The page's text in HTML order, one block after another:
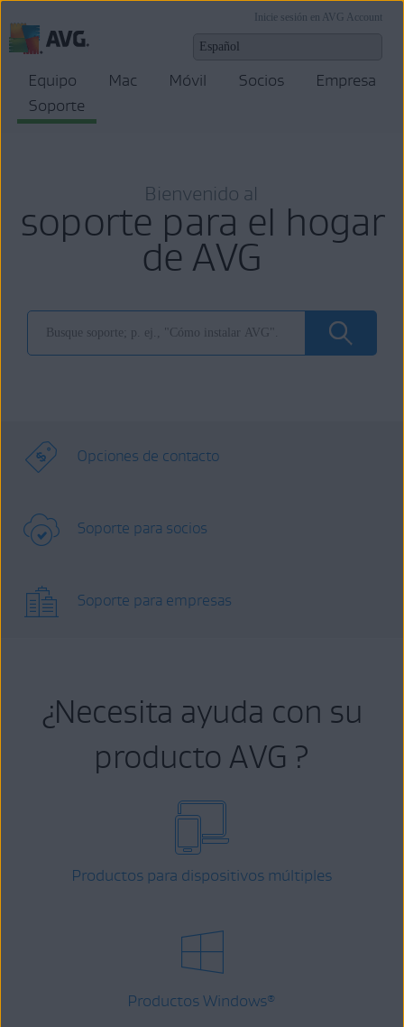
Inicie sesión en AVG Account
Equipo Mac Móvil Socios
Empresa
Soporte
Bienvenido al
soporte para el hogar
de AVG
Opciones de contacto
Soporte para socios
Soporte para empresas
¿Necesita ayuda con su
producto AVG ?
Productos para dispositivos múltiples
Productos Windows®